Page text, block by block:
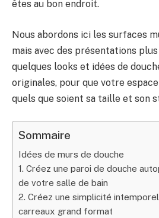
êtes au bon endroit.
Nous abordons ici les surfaces
mais avec des présentations
quelques looks et idées de
originales, pour que votre
quels que soient sa taille et son
Sommaire
Idées de murs de douche
1. Créez une paroi de douche
de votre salle de bain
2. Créez une simplicité
carreaux grand format